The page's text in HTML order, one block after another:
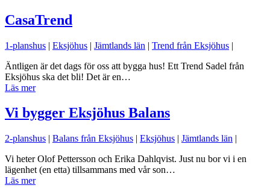
CasaTrend
1-planshus | Eksjöhus | Jämtlands län | Trend från Eksjöhus |
Äntligen är det dags för oss att bygga hus! Ett Trend Sadel från
Eksjöhus ska det bli! Det är en…
Läs mer
Vi bygger Eksjöhus Balans
2-planshus | Balans från Eksjöhus | Eksjöhus | Jämtlands län |
Vi heter Olof Pettersson och Erika Dahlqvist. Just nu bor vi i en
lägenhet (en etta) tillsammans med vår son…
Läs mer